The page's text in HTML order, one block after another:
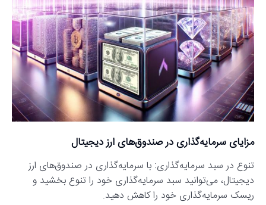
مزایای سرمایه‌گذاری در صندوق‌های ارز دیجیتال
تنوع در سبد سرمایه‌گذاری: با سرمایه‌گذاری در صندوق‌های ارز
دیجیتال، می‌توانید سبد سرمایه‌گذاری خود را تنوع بخشید و
ریسک سرمایه‌گذاری خود را کاهش دهید.